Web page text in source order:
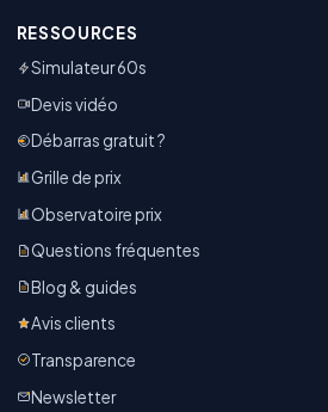
RESSOURCES
Simulateur 60s
Devis vidéo
Débarras gratuit ?
Grille de prix
Observatoire prix
Questions fréquentes
Blog & guides
Avis clients
Transparence
Newsletter